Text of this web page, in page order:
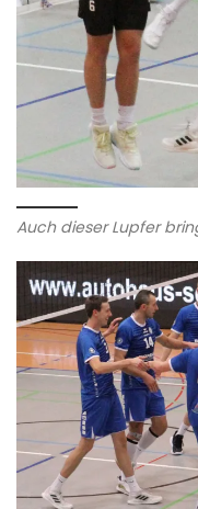
Auch dieser Lupfer